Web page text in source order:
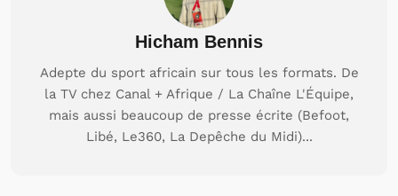
Hicham Bennis
Adepte du sport africain sur tous les formats. De
la TV chez Canal + Afrique / La Chaîne L'Équipe,
mais aussi beaucoup de presse écrite (Befoot,
Libé, Le360, La Depêche du Midi)...